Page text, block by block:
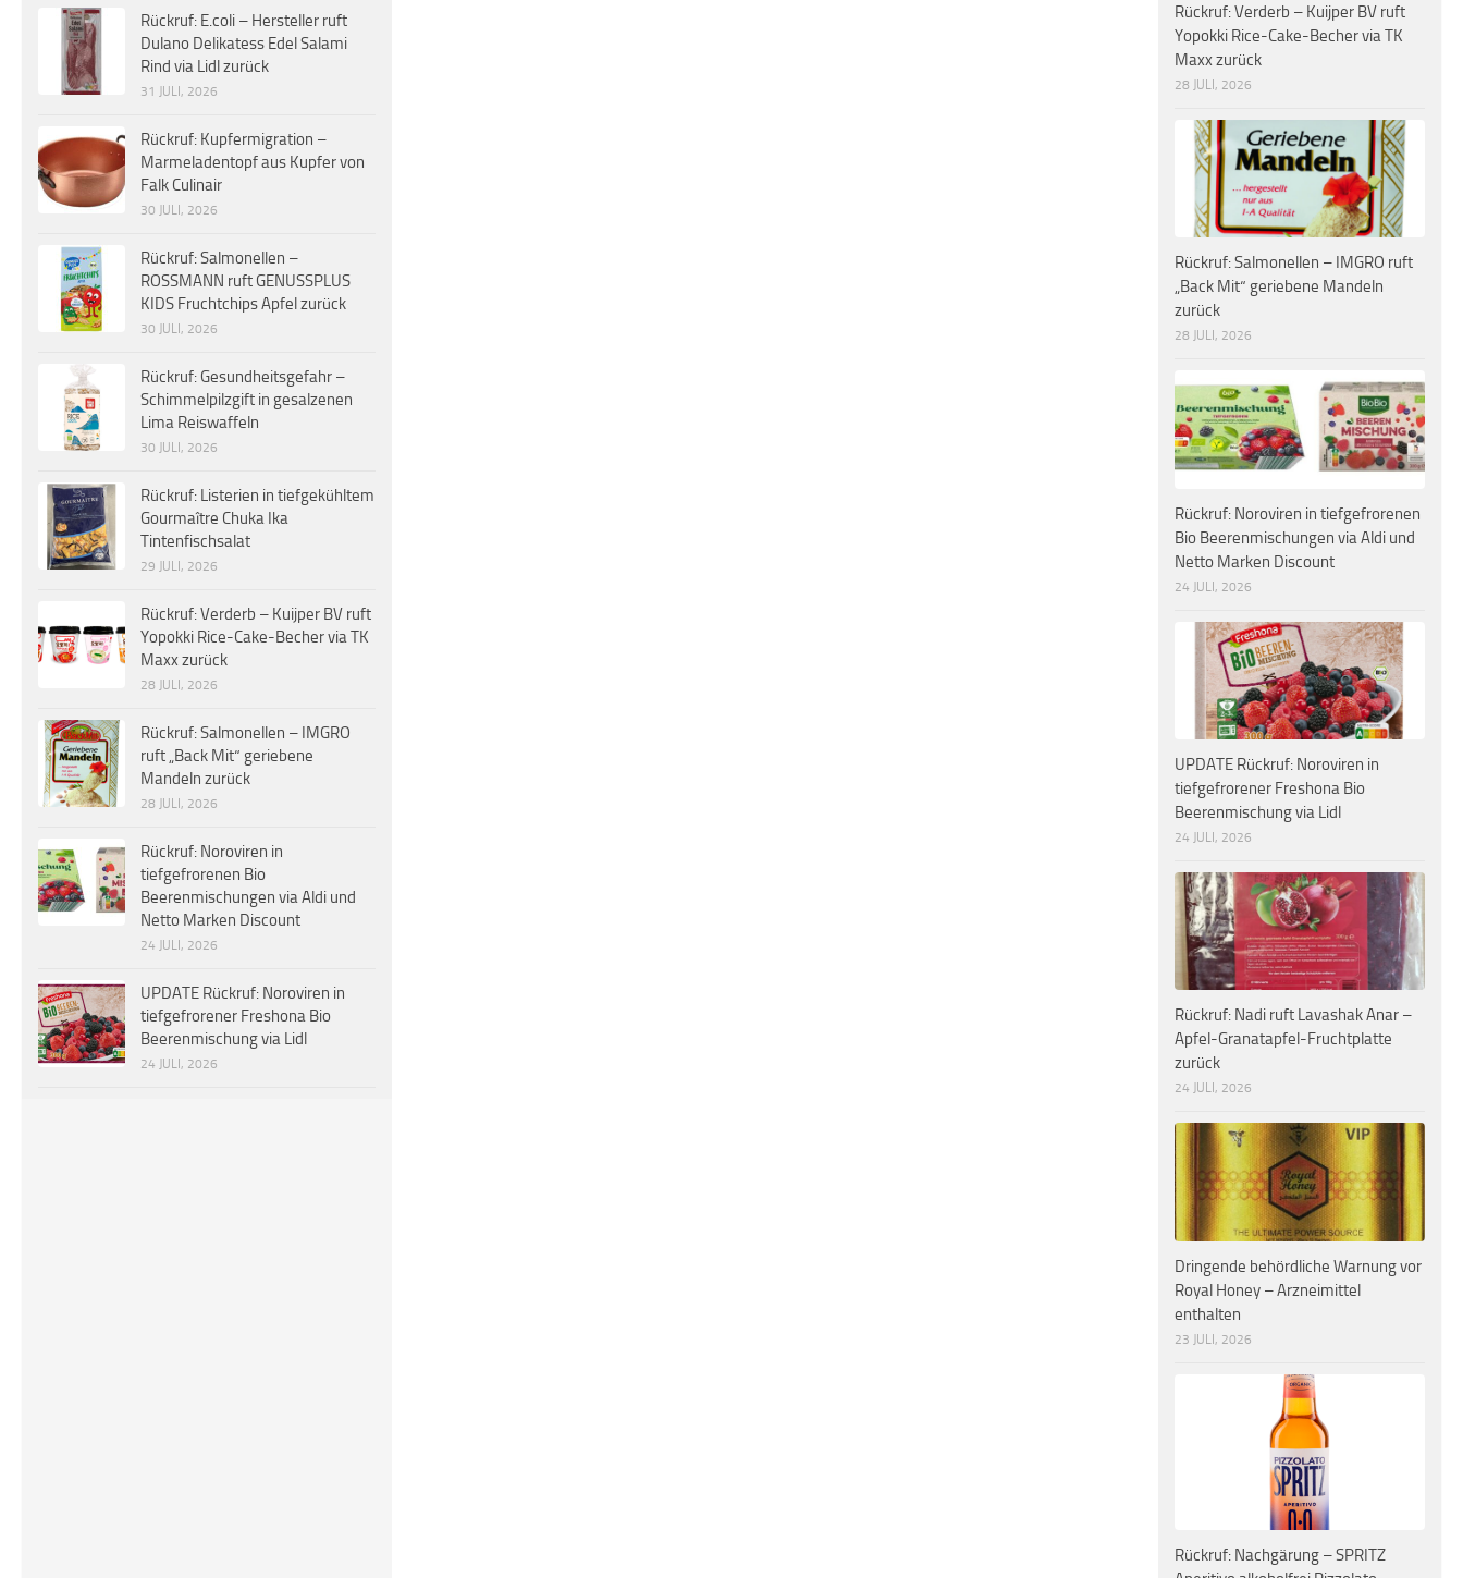
Rückruf: E.coli – Hersteller ruft
Dulano Delikatess Edel Salami
Rind via Lidl zurück
31 JULI, 2026
Rückruf: Kupfermigration –
Marmeladentopf aus Kupfer von
Falk Culinair
30 JULI, 2026
Rückruf: Salmonellen –
ROSSMANN ruft GENUSSPLUS
KIDS Fruchtchips Apfel zurück
30 JULI, 2026
Rückruf: Gesundheitsgefahr –
Schimmelpilzgift in gesalzenen
Lima Reiswaffeln
30 JULI, 2026
Rückruf: Listerien in tiefgekühltem
Gourmaître Chuka Ika
Tintenfischsalat
29 JULI, 2026
Rückruf: Verderb – Kuijper BV ruft
Yopokki Rice-Cake-Becher via TK
Maxx zurück
28 JULI, 2026
Rückruf: Salmonellen – IMGRO
ruft „Back Mit“ geriebene
Mandeln zurück
28 JULI, 2026
Rückruf: Noroviren in
tiefgefrorenen Bio
Beerenmischungen via Aldi und
Netto Marken Discount
24 JULI, 2026
UPDATE Rückruf: Noroviren in
tiefgefrorener Freshona Bio
Beerenmischung via Lidl
24 JULI, 2026
Rückruf: Verderb – Kuijper BV ruft
Yopokki Rice-Cake-Becher via TK
Maxx zurück
28 JULI, 2026
Rückruf: Salmonellen – IMGRO ruft
„Back Mit“ geriebene Mandeln
zurück
28 JULI, 2026
Rückruf: Noroviren in tiefgefrorenen
Bio Beerenmischungen via Aldi und
Netto Marken Discount
24 JULI, 2026
UPDATE Rückruf: Noroviren in
tiefgefrorener Freshona Bio
Beerenmischung via Lidl
24 JULI, 2026
Rückruf: Nadi ruft Lavashak Anar –
Apfel-Granatapfel-Fruchtplatte
zurück
24 JULI, 2026
Dringende behördliche Warnung vor
Royal Honey – Arzneimittel
enthalten
23 JULI, 2026
Rückruf: Nachgärung – SPRITZ